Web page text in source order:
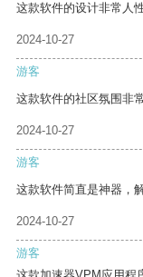
这款软件的设计非常人
2024-10-27
游客
这款软件的社区氛围非
2024-10-27
游客
这款软件简直是神器，
2024-10-27
游客